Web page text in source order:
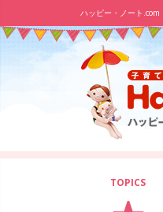
ハッピー・ノート.com
TOPICS